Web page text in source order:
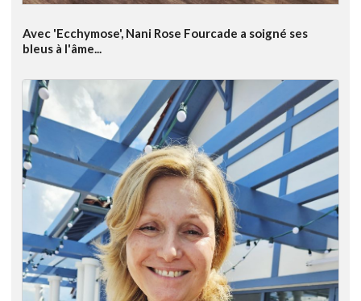
Avec 'Ecchymose', Nani Rose Fourcade a soigné ses
bleus à l'âme...